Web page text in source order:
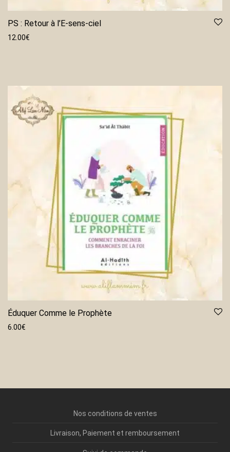
PS : Retour à l’E-sens-ciel
12.00€
Éduquer Comme le Prophète
6.00€
Nos conditions de ventes
Livraison, Paiement et remboursement